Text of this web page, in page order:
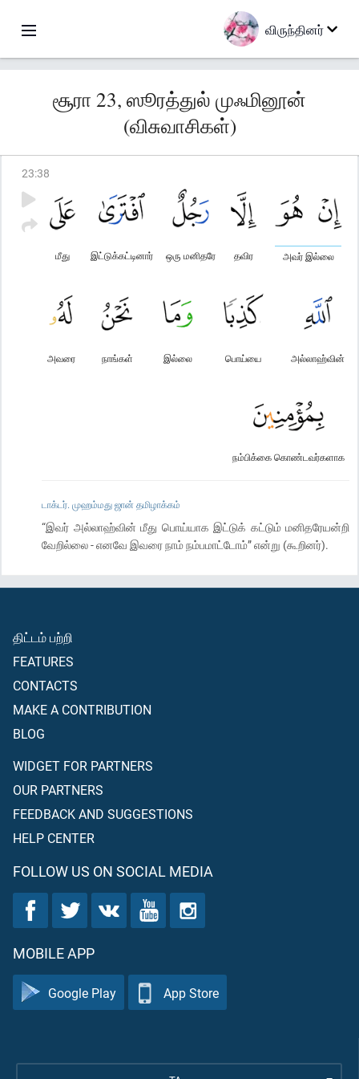
விருந்தினர்
சூரா 23, ஸூரத்துல் முஃமினூன்
(விசுவாசிகள்)
23:38
அவர் இல்லை
தவிர
ஒரு மனிதரே
இட்டுக்கட்டினார்
மீது
அல்லாஹ்வின்
பொய்யை
இல்லை
நாங்கள்
அவரை
நம்பிக்கை கொண்டவர்களாக
டாக்டர். முஹம்மது ஜான் தமிழாக்கம்
“இவர் அல்லாஹ்வின் மீது பொய்யாக இட்டுக் கட்டும் மனிதரேயன்றி
வேறில்லை - எனவே இவரை நாம் நம்பமாட்டோம்” என்று (கூறினர்).
திட்டம் பற்றி
FEATURES
CONTACTS
MAKE A CONTRIBUTION
BLOG
WIDGET FOR PARTNERS
OUR PARTNERS
FEEDBACK AND SUGGESTIONS
HELP CENTER
FOLLOW US ON SOCIAL MEDIA
MOBILE APP
Google Play App Store